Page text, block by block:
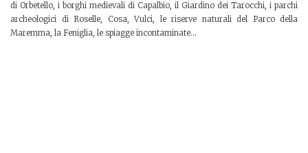
di Orbetello, i borghi medievali di Capalbio, il Giardino dei Tarocchi, i parchi
archeologici di Roselle, Cosa, Vulci, le riserve naturali del Parco della
Maremma, la Feniglia, le spiagge incontaminate...